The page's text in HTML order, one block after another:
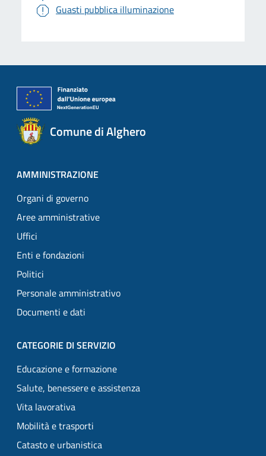
Guasti pubblica illuminazione
Comune di Alghero
AMMINISTRAZIONE
Organi di governo
Aree amministrative
Uffici
Enti e fondazioni
Politici
Personale amministrativo
Documenti e dati
CATEGORIE DI SERVIZIO
Educazione e formazione
Salute, benessere e assistenza
Vita lavorativa
Mobilità e trasporti
Catasto e urbanistica